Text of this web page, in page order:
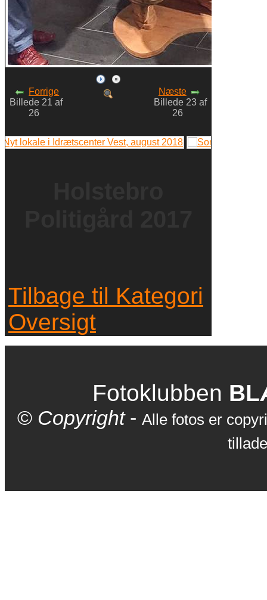
Forrige
Billede 21 af
26
Næste
Billede 23 af
26
Tilbage til Kategori
Oversigt
Fotoklubben
© Copyright- Alle fotos er